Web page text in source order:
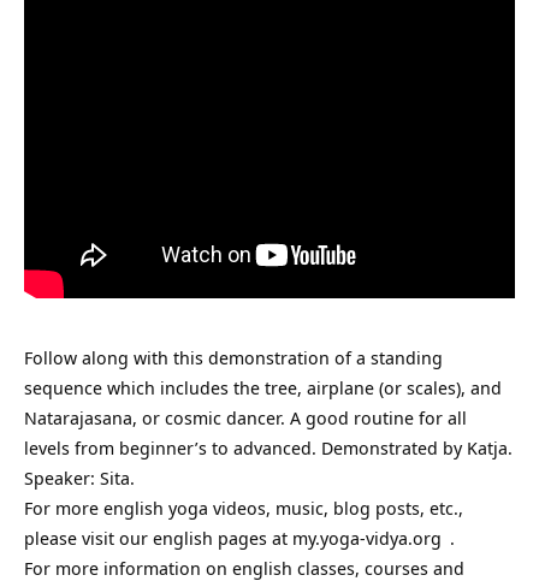
Follow along with this demonstration of a standing
sequence which includes the tree, airplane (or scales), and
Natarajasana, or cosmic dancer. A good routine for all
levels from beginner’s to advanced. Demonstrated by Katja.
Speaker: Sita.
For more english yoga videos, music, blog posts, etc.,
please visit our english pages at my.yoga-vidya.org .
For more information on english classes, courses and